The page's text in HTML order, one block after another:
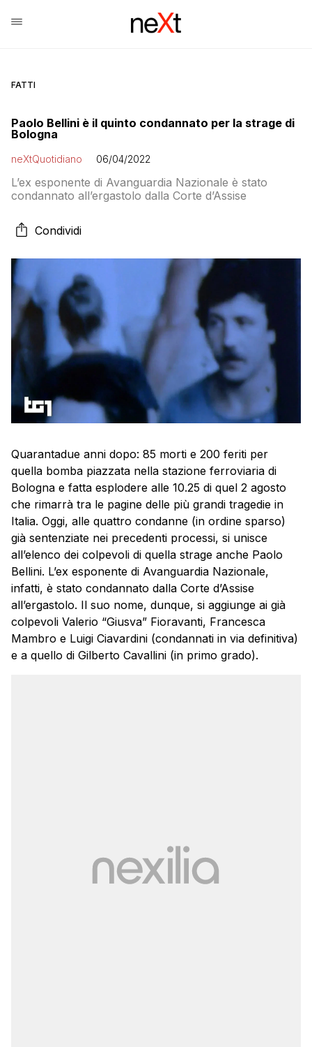
FATTI
Paolo Bellini è il quinto condannato per la strage di
Bologna
neXtQuotidiano 06/04/2022
L’ex esponente di Avanguardia Nazionale è stato
condannato all’ergastolo dalla Corte d’Assise
Condividi
Quarantadue anni dopo: 85 morti e 200 feriti per
quella bomba piazzata nella stazione ferroviaria di
Bologna e fatta esplodere alle 10.25 di quel 2 agosto
che rimarrà tra le pagine delle più grandi tragedie in
Italia. Oggi, alle quattro condanne (in ordine sparso)
già sentenziate nei precedenti processi, si unisce
all’elenco dei colpevoli di quella strage anche Paolo
Bellini. L’ex esponente di Avanguardia Nazionale,
infatti, è stato condannato dalla Corte d’Assise
all’ergastolo. Il suo nome, dunque, si aggiunge ai già
colpevoli Valerio “Giusva” Fioravanti, Francesca
Mambro e Luigi Ciavardini (condannati in via definitiva)
e a quello di Gilberto Cavallini (in primo grado).